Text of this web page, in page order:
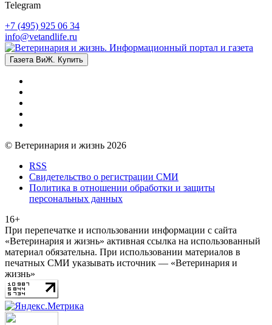
Telegram
+7 (495) 925 06 34
info@vetandlife.ru
Газета ВиЖ. Купить
© Ветеринария и жизнь 2026
RSS
Свидетельство о регистрации СМИ
Политика в отношении обработки и защиты
персональных данных
16+
При перепечатке и использовании информации с сайта
«Ветеринария и жизнь» активная ссылка на использованный
материал обязательна. При использовании материалов в
печатных СМИ указывать источник — «Ветеринария и
жизнь»